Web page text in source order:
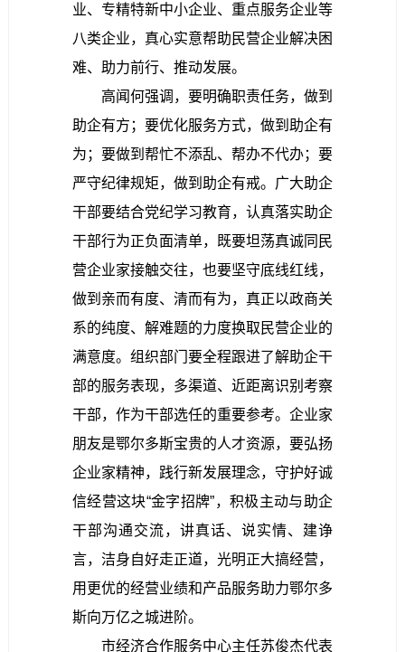
业、专精特新中小企业、重点服务企业等
八类企业，真心实意帮助民营企业解决困
难、助力前行、推动发展。
高闻何强调，要明确职责任务，做到
助企有方；要优化服务方式，做到助企有
为；要做到帮忙不添乱、帮办不代办；要
严守纪律规矩，做到助企有戒。广大助企
干部要结合党纪学习教育，认真落实助企
干部行为正负面清单，既要坦荡真诚同民
营企业家接触交往，也要坚守底线红线，
做到亲而有度、清而有为，真正以政商关
系的纯度、解难题的力度换取民营企业的
满意度。组织部门要全程跟进了解助企干
部的服务表现，多渠道、近距离识别考察
干部，作为干部选任的重要参考。企业家
朋友是鄂尔多斯宝贵的人才资源，要弘扬
企业家精神，践行新发展理念，守护好诚
信经营这块“金字招牌”，积极主动与助企
干部沟通交流，讲真话、说实情、建诤
言，洁身自好走正道，光明正大搞经营，
用更优的经营业绩和产品服务助力鄂尔多
斯向万亿之城进阶。
市经济合作服务中心主任苏俊杰代表